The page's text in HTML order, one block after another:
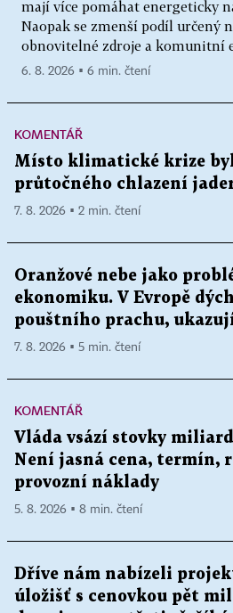
mají více pomáhat energeticky
Naopak se zmenší podíl určený
obnovitelné zdroje a komunitní
6. 8. 2026 ▪ 6 min. čtení
KOMENTÁŘ
Místo klimatické krize
průtočného chlazení
7. 8. 2026 ▪ 2 min. čtení
Oranžové nebe jako
ekonomiku. V Evropě
pouštního prachu,
7. 8. 2026 ▪ 5 min. čtení
KOMENTÁŘ
Vláda vsází stovky
Není jasná cena, termín,
provozní náklady
5. 8. 2026 ▪ 8 min. čtení
Dříve nám nabízeli
úložišť s cenovkou pět